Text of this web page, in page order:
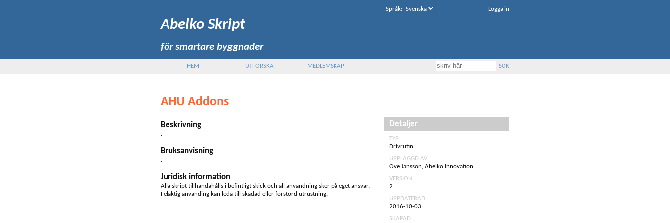
Språk: Logga in
Abelko Skript
för smartare byggnader
HEM UTFORSKA MEDLEMSKAP SÖK
AHU Addons
Detaljer
TYP
Drivrutin
UPPLAGGD AV
Ove Jansson, Abelko Innovation
VERSION
2
UPPDATERAD
2016-10-03
SKAPAD
Beskrivning
.
Bruksanvisning
.
Juridisk information
Alla skript tillhandahålls i befintligt skick och all användning sker på eget ansvar.
Felaktig använding kan leda till skadad eller förstörd utrustning.